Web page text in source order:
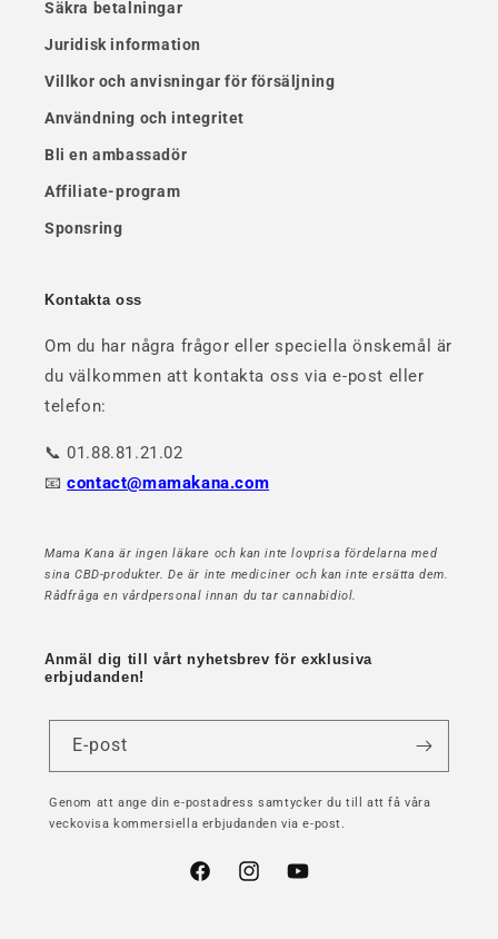
Säkra betalningar
Juridisk information
Villkor och anvisningar för försäljning
Användning och integritet
Bli en ambassadör
Affiliate-program
Sponsring
Kontakta oss
Om du har några frågor eller speciella önskemål är
du välkommen att kontakta oss via e-post eller
telefon:
📞 01.88.81.21.02
📧contact@mamakana.com
Mama Kana är ingen läkare och kan inte lovprisa fördelarna med
sina CBD-produkter. De är inte mediciner och kan inte ersätta dem.
Rådfråga en vårdpersonal innan du tar cannabidiol.
Anmäl dig till vårt nyhetsbrev för exklusiva
erbjudanden!
E-post
Genom att ange din e-postadress samtycker du till att få våra
veckovisa kommersiella erbjudanden via e-post.
FacebookInstagramYouTube